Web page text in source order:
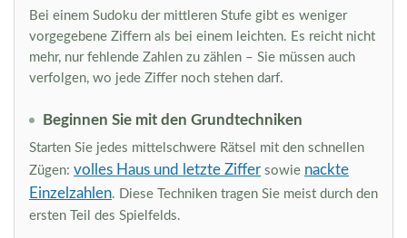
Bei einem Sudoku der mittleren Stufe gibt es weniger
vorgegebene Ziffern als bei einem leichten. Es reicht nicht
mehr, nur fehlende Zahlen zu zählen – Sie müssen auch
verfolgen, wo jede Ziffer noch stehen darf.
Beginnen Sie mit den Grundtechniken
Starten Sie jedes mittelschwere Rätsel mit den schnellen
Zügen: volles Haus und letzte Ziffer sowie nackte
Einzelzahlen. Diese Techniken tragen Sie meist durch den
ersten Teil des Spielfelds.